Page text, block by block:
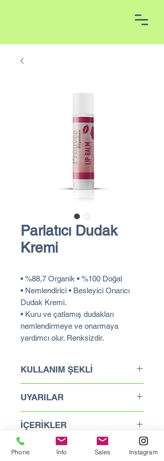
Parlatıcı Dudak
Kremi
• %88,7 Organik • %100 Doğal
• Nemlendirici • Besleyici Onarıcı
Dudak Kremi.
• Kuru ve çatlamış dudakları
nemlendirmeye ve onarmaya
yardımcı olur. Renksizdir.
KULLANIM ŞEKLİ
uygulayınız.
UYARILAR
Aromatik bileşenler içerir.
Lütfen içerikleri inceleyiniz,
eğer bileşenlerden herhangi
birine alerjiniz varsa lütfen
İÇERİKLER
Helianthus Annuus Seed Oil*,
Cera Alba*, Ricinus Communis
Phone İnfo Sales Instagram